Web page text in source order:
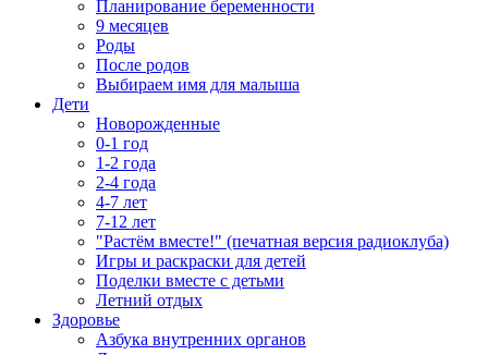
Планирование беременности
9 месяцев
Роды
После родов
Выбираем имя для малыша
Дети
Новорожденные
0-1 год
1-2 года
2-4 года
4-7 лет
7-12 лет
"Растём вместе!" (печатная версия радиоклуба)
Игры и раскраски для детей
Поделки вместе с детьми
Летний отдых
Здоровье
Азбука внутренних органов